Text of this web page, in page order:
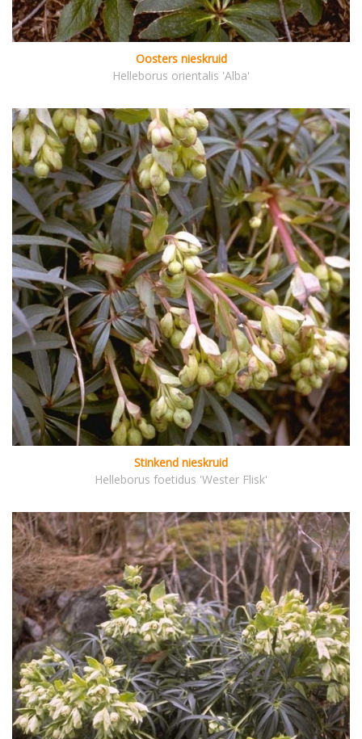
Oosters nieskruid
Helleborus orientalis 'Alba'
Stinkend nieskruid
Helleborus foetidus 'Wester Flisk'